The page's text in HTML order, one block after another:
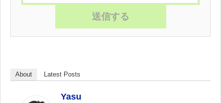
About Latest Posts
Yasu